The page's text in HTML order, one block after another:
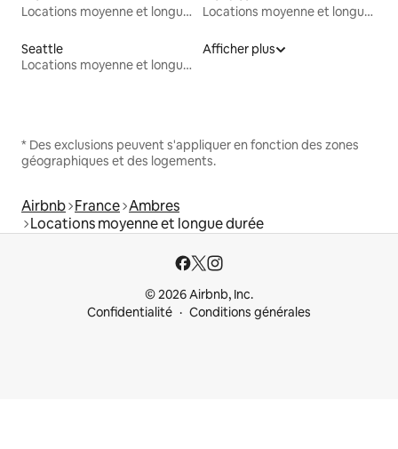
Locations moyenne et longue durée
Locations moyenne et longue durée
Seattle
Locations moyenne et longue durée
Afficher plus
* Des exclusions peuvent s'appliquer en fonction des zones
géographiques et des logements.
Airbnb France Ambres
Locations moyenne et longue durée
© 2026 Airbnb, Inc.
Confidentialité
Conditions générales